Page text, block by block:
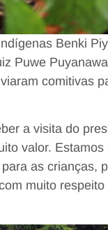
Benki
Puwe
comitivas
a visita do
valor.
as crianças,
muito